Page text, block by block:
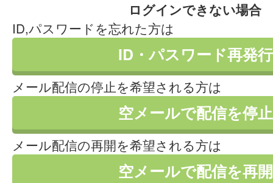
ログインできない場合
ID,パスワードを忘れた方は
ID・パスワード再発行
メール配信の停止を希望される方は
空メールで配信を停止
メール配信の再開を希望される方は
空メールで配信を再開